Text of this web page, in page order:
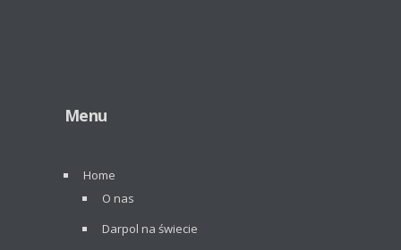
Menu
Home
O nas
Darpol na świecie